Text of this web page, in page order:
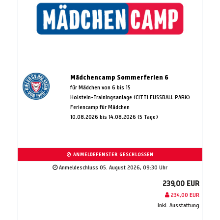
Mädchencamp Sommerferien 6
für Mädchen von 6 bis 15
Holstein-Trainingsanlage (CITTI FUSSBALL PARK)
Feriencamp für Mädchen
10.08.2026 bis 14.08.2026 (5 Tage)
ANMELDEFENSTER GESCHLOSSEN
Anmeldeschluss 05. August 2026, 09:30 Uhr
239,00 EUR
234,00 EUR
inkl. Ausstattung